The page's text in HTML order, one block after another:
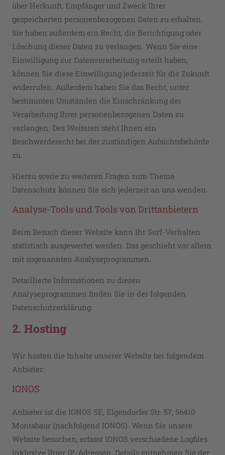
über Herkunft, Empfänger und Zweck Ihrer
gespeicherten personenbezogenen Daten zu erhalten.
Sie haben außerdem ein Recht, die Berichtigung oder
Löschung dieser Daten zu verlangen. Wenn Sie eine
Einwilligung zur Datenverarbeitung erteilt haben,
können Sie diese Einwilligung jederzeit für die Zukunft
widerrufen. Außerdem haben Sie das Recht, unter
bestimmten Umständen die Einschränkung der
Verarbeitung Ihrer personenbezogenen Daten zu
verlangen. Des Weiteren steht Ihnen ein
Beschwerderecht bei der zuständigen Aufsichtsbehörde
zu.
Hierzu sowie zu weiteren Fragen zum Thema
Datenschutz können Sie sich jederzeit an uns wenden.
Analyse-Tools und Tools von Dritt­anbietern
Beim Besuch dieser Website kann Ihr Surf-Verhalten
statistisch ausgewertet werden. Das geschieht vor allem
mit sogenannten Analyseprogrammen.
Detaillierte Informationen zu diesen
Analyseprogrammen finden Sie in der folgenden
Datenschutzerklärung.
2. Hosting
Wir hosten die Inhalte unserer Website bei folgendem
Anbieter:
IONOS
Anbieter ist die IONOS SE, Elgendorfer Str. 57, 56410
Montabaur (nachfolgend IONOS). Wenn Sie unsere
Website besuchen, erfasst IONOS verschiedene Logfiles
inklusive Ihrer IP-Adressen. Details entnehmen Sie der